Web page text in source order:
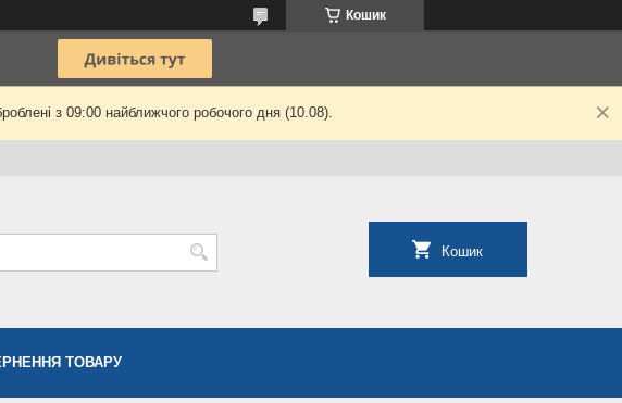
Кошик
з 09:00 найближчого робочого дня (10.08).
Кошик
ТОВАРУ